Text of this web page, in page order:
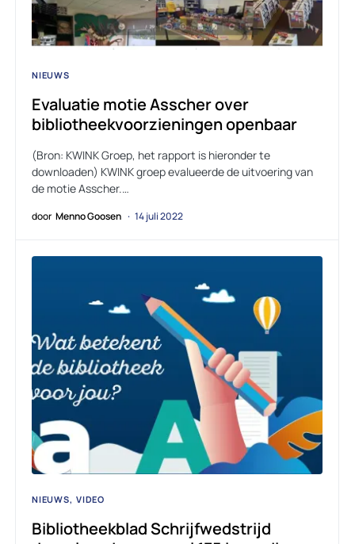
NIEUWS
Evaluatie motie Asscher over
bibliotheekvoorzieningen openbaar
(Bron: KWINK Groep, het rapport is hieronder te
downloaden) KWINK groep evalueerde de uitvoering van
de motie Asscher.…
door Menno Goosen 14 juli 2022
NIEUWS VIDEO
Bibliotheekblad Schrijfwedstrijd